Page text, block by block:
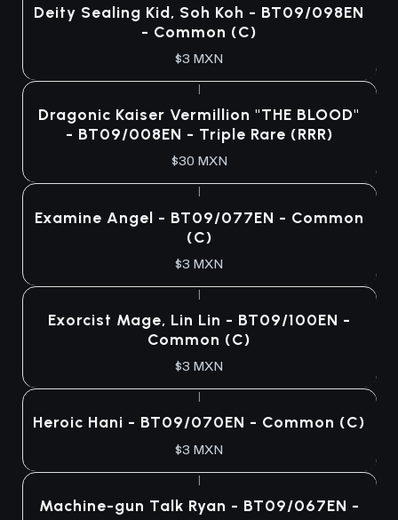
Deity Sealing Kid, Soh Koh - BT09/098EN
- Common (C)
$3 MXN
Dragonic Kaiser Vermillion "THE BLOOD"
- BT09/008EN - Triple Rare (RRR)
$30 MXN
Examine Angel - BT09/077EN - Common
(C)
$3 MXN
|
Exorcist Mage, Lin Lin - BT09/100EN -
Common (C)
$3 MXN
Heroic Hani - BT09/070EN - Common (C)
$3 MXN
|
Machine-gun Talk Ryan - BT09/067EN -